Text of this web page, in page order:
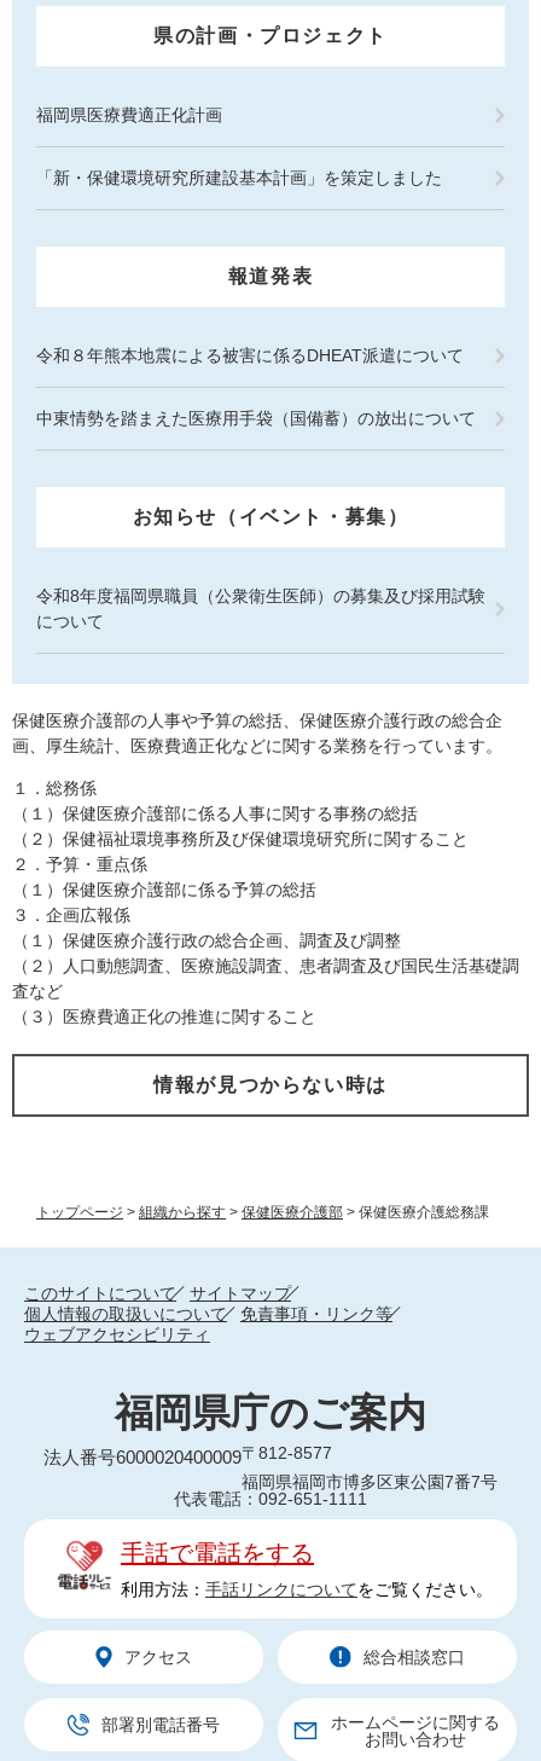
トップページ > 組織から探す > 保健医療介護部 > 保健医療介護総務課
県の計画・プロジェクト
福岡県医療費適正化計画
「新・保健環境研究所建設基本計画」を策定しました
報道発表
令和８年熊本地震による被害に係るDHEAT派遣について
中東情勢を踏まえた医療用手袋（国備蓄）の放出について
お知らせ（イベント・募集）
令和8年度福岡県職員（公衆衛生医師）の募集及び採用試験
について
保健医療介護部の人事や予算の総括、保健医療介護行政の総合企
画、厚生統計、医療費適正化などに関する業務を行っています。
１．総務係
（１）保健医療介護部に係る人事に関する事務の総括
（２）保健福祉環境事務所及び保健環境研究所に関すること
２．予算・重点係
（１）保健医療介護部に係る予算の総括
３．企画広報係
（１）保健医療介護行政の総合企画、調査及び調整
（２）人口動態調査、医療施設調査、患者調査及び国民生活基礎調
査など
（３）医療費適正化の推進に関すること
情報が見つからない時は
このサイトについて
サイトマップ
個人情報の取扱いについて
免責事項・リンク等
ウェブアクセシビリティ
福岡県庁のご案内
法人番号6000020400009〒812-8577
福岡県福岡市博多区東公園7番7号
代表電話：092-651-1111
手話で電話をする
利用方法： 手話リンクについてをご覧ください。
アクセス 総合相談窓口
部署別電話番号
ホームページに関する
お問い合わせ